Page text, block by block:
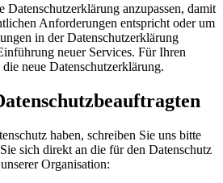
Datenschutzerklärung anzupassen, damit
Anforderungen entspricht oder um
in der Datenschutzerklärung
neuer Services. Für Ihren
neue Datenschutzerklärung.
haben, schreiben Sie uns bitte
sich direkt an die für den Datenschutz
Organisation: